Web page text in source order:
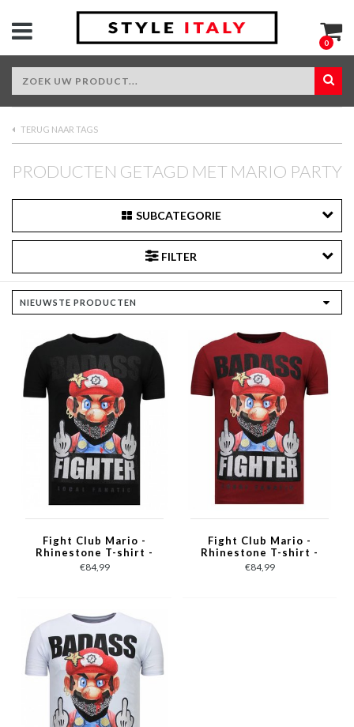
0
TERUG NAAR TAGS
PRODUCTEN GETAGD MET MARIO PARTY
SUBCATEGORIE
FILTER
Fight Club Mario -
Rhinestone T-shirt -
Zwart
€84,99
Fight Club Mario -
Rhinestone T-shirt -
Bordeaux
€84,99